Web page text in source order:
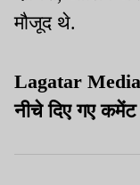
मौजूद थे.
Lagatar
नीचे दिए गए